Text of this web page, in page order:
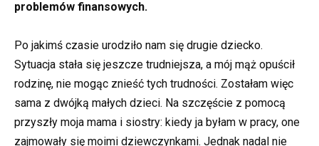
problemów finansowych.
Po jakimś czasie urodziło nam się drugie dziecko.
Sytuacja stała się jeszcze trudniejsza, a mój mąż opuścił
rodzinę, nie mogąc znieść tych trudności. Zostałam więc
sama z dwójką małych dzieci. Na szczęście z pomocą
przyszły moja mama i siostry: kiedy ja byłam w pracy, one
zajmowały się moimi dziewczynkami. Jednak nadal nie